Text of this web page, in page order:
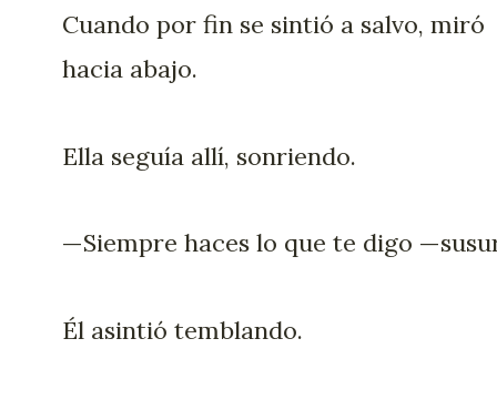
Cuando por fin se sintió a salvo, miró
hacia abajo.
Ella seguía allí, sonriendo.
—Siempre haces lo que te digo
Él asintió temblando.